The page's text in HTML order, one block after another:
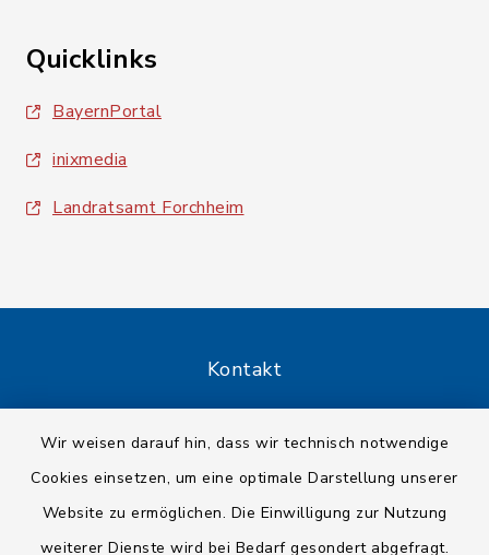
Wir weisen darauf hin, dass wir technisch notwendige
Cookies einsetzen, um eine optimale Darstellung unserer
Website zu ermöglichen. Die Einwilligung zur Nutzung
weiterer Dienste wird bei Bedarf gesondert abgefragt.
Quicklinks
BayernPortal
inixmedia
Landratsamt Forchheim
Kontakt
Datenschutz
Impressum